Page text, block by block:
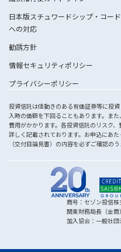
日本版スチュワードシップ・コード
への対応
勧誘方針
情報セキュリティポリシー
プライバシーポリシー
投資信託は値動きのある有価証券等に投
入時の価額を下回ることもあります。ま
費用がかかります。各投資信託のリスク
詳しく記載されております。お申込にあ
（交付目論見書）の内容を必ずご確認の
商号：セゾン投信
関東財務局長（金
加入協会：一般社